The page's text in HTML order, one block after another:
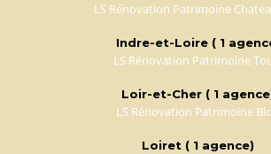
LS Rénovation Patrimoine
Indre-et-Loire ( 1
LS Rénovation Patrimoine
Loir-et-Cher ( 1
LS Rénovation Patrimoine
Loiret ( 1 agence)